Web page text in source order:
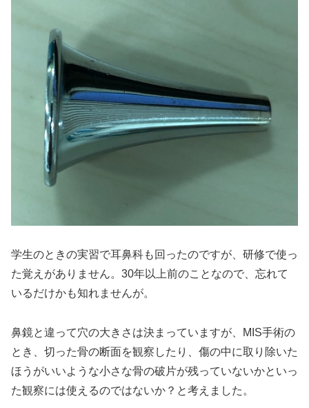
学生のときの実習で耳鼻科も回ったのですが、研修で使っ
た覚えがありません。30年以上前のことなので、忘れて
いるだけかも知れませんが。
鼻鏡と違って穴の大きさは決まっていますが、MIS手術の
とき、切った骨の断面を観察したり、傷の中に取り除いた
ほうがいいような小さな骨の破片が残っていないかといっ
た観察には使えるのではないか？と考えました。